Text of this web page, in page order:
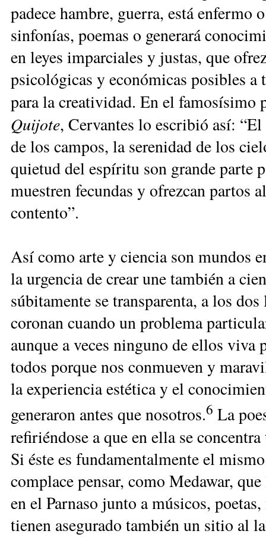
padece hambre, guerra, está enfermo
sinfonías, poemas o generará
en leyes imparciales y justas, que
psicológicas y económicas posibles
para la creatividad. En el famosísimo
Quijote, Cervantes lo escribió así:
de los campos, la serenidad de los
quietud del espíritu son grande parte
muestren fecundas y ofrezcan partos
contento”.
Así como arte y ciencia son mundos
la urgencia de crear une también a
súbitamente se transparenta, a los
coronan cuando un problema
aunque a veces ninguno de ellos viva
todos porque nos conmueven y
la experiencia estética y el
generaron antes que nosotros.6 La
refiriéndose a que en ella se
Si éste es fundamentalmente el
complace pensar, como Medawar,
en el Parnaso junto a músicos,
tienen asegurado también un sitio al